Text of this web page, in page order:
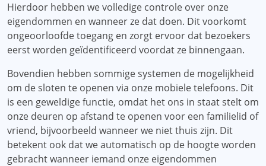
Hierdoor hebben we volledige controle over onze
eigendommen en wanneer ze dat doen. Dit voorkomt
ongeoorloofde toegang en zorgt ervoor dat bezoekers
eerst worden geïdentificeerd voordat ze binnengaan.
Bovendien hebben sommige systemen de mogelijkheid
om de sloten te openen via onze mobiele telefoons. Dit
is een geweldige functie, omdat het ons in staat stelt om
onze deuren op afstand te openen voor een familielid of
vriend, bijvoorbeeld wanneer we niet thuis zijn. Dit
betekent ook dat we automatisch op de hoogte worden
gebracht wanneer iemand onze eigendommen